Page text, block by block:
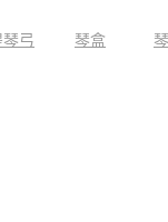
琴弓 琴盒